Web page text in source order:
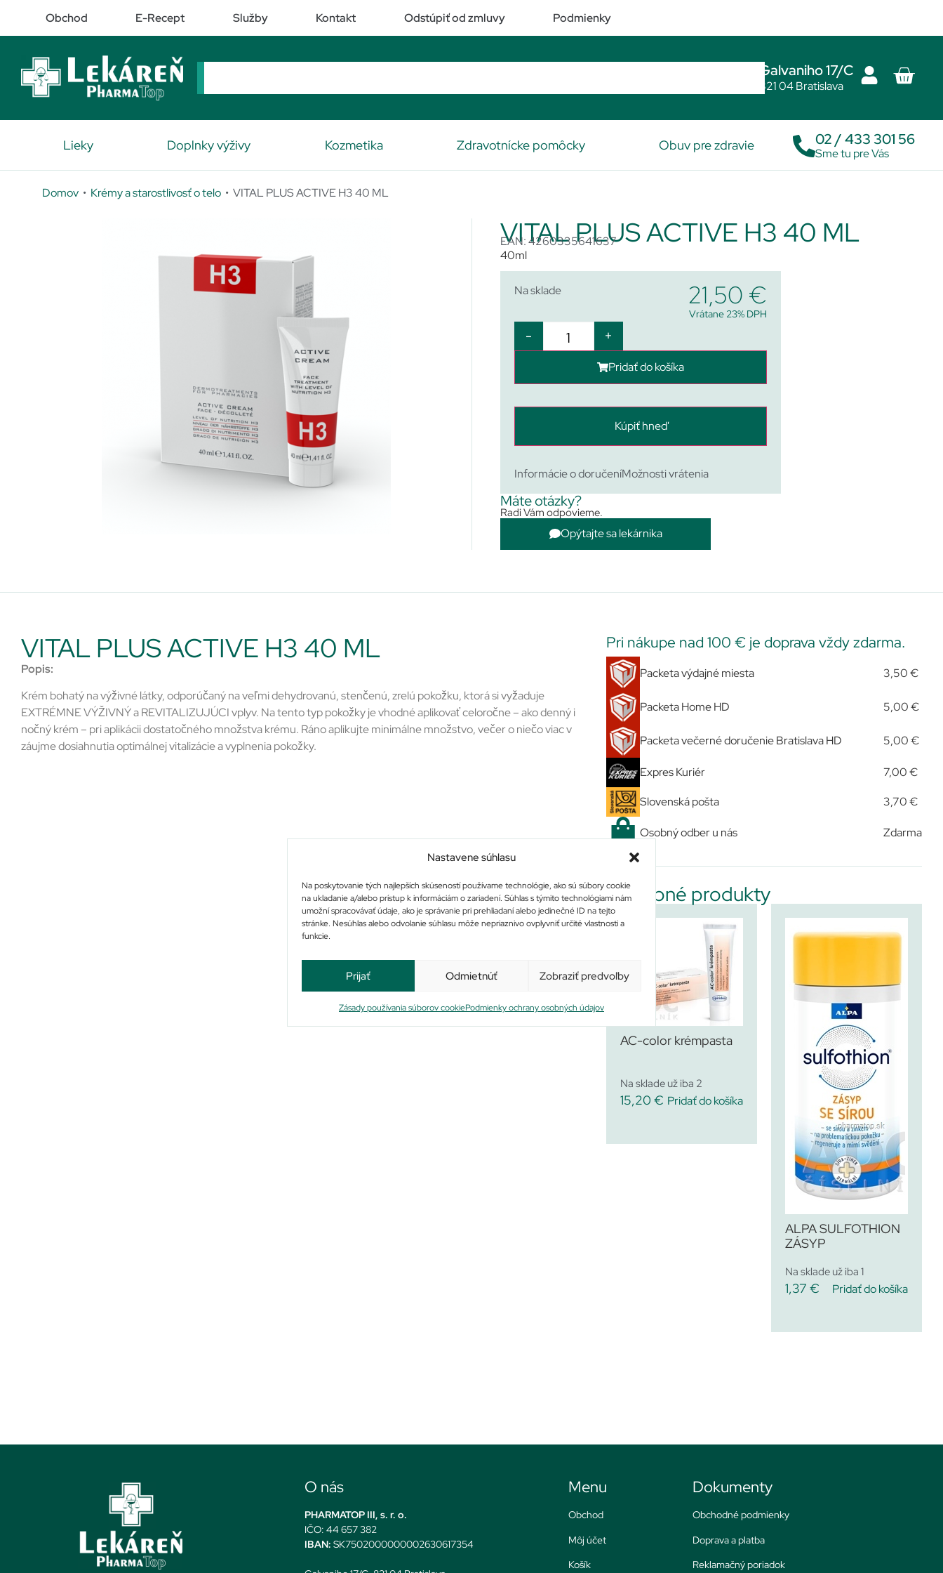
Nastavene súhlasu
Na poskytovanie tých najlepších skúseností používame technológie, ako sú súbory cookie
na ukladanie a/alebo prístup k informáciám o zariadení. Súhlas s týmito technológiami nám
umožní spracovávať údaje, ako je správanie pri prehliadaní alebo jedinečné ID na tejto
stránke. Nesúhlas alebo odvolanie súhlasu môže nepriaznivo ovplyvniť určité vlastnosti a
funkcie.
Prijať Odmietnúť Zobraziť predvoľby
Zásady používania súborov cookiePodmienky ochrany osobných údajov
Obchod E-Recept Služby Kontakt Odstúpiť od zmluvy Podmienky
Galvaniho 17/C
821 04 Bratislava
Lieky Doplnky výživy Kozmetika Zdravotnícke pomôcky Obuv pre zdravie 02 / 433 301 56
Sme tu pre Vás
Domov • Krémy a starostlivosť o telo • VITAL PLUS ACTIVE H3 40 ML
VITAL PLUS ACTIVE H3 40 ML
EAN: 4260335641637
40ml
Na sklade 21,50 €
Vrátane 23% DPH
- +
Pridať do košíka
Kúpiť hneď
Informácie o doručeníMožnosti vrátenia
Máte otázky?
Radi Vám odpovieme.
Opýtajte sa lekárnika
VITAL PLUS ACTIVE H3 40 ML
Popis:
Krém bohatý na výživné látky, odporúčaný na veľmi dehydrovanú, stenčenú, zrelú pokožku, ktorá si vyžaduje
EXTRÉMNE VÝŽIVNÝ a REVITALIZUJÚCI vplyv. Na tento typ pokožky je vhodné aplikovať celoročne – ako denný i
nočný krém – pri aplikácii dostatočného množstva krému. Ráno aplikujte minimálne množstvo, večer o niečo viac v
záujme dosiahnutia optimálnej vitalizácie a vyplnenia pokožky.
Pri nákupe nad 100 € je doprava vždy zdarma.
Packeta výdajné miesta 3,50 €
Packeta Home HD 5,00 €
Packeta večerné doručenie Bratislava HD 5,00 €
Expres Kuriér 7,00 €
Slovenská pošta 3,70 €
Osobný odber u nás Zdarma
Podobné produkty
AC-color krémpasta
Na sklade už iba 2
15,20 € Pridať do košíka
ALPA SULFOTHION
ZÁSYP
Na sklade už iba 1
1,37 € Pridať do košíka
O nás
PHARMATOP III, s. r. o.
IČO: 44 657 382
IBAN: SK7502000000002630617354
Menu
Obchod
Môj účet
Košík
Dokumenty
Obchodné podmienky
Doprava a platba
Reklamačný poriadok